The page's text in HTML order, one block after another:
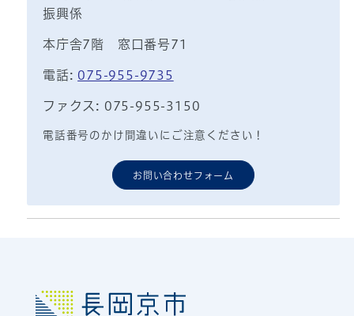
振興係
本庁舎7階 窓口番号71
電話: 075-955-9735
ファクス: 075-955-3150
電話番号のかけ間違いにご注意ください！
お問い合わせフォーム